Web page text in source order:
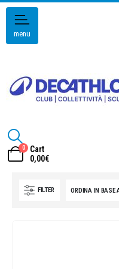
menu
0
Cart
0,00€
FILTER